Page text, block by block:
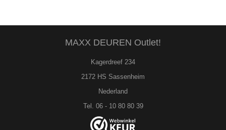
MAXX DEUREN Outlet!
Kagerdreef 234
2172 HS Sassenheim
Nederland
Tel. 06 - 10 80 80 39